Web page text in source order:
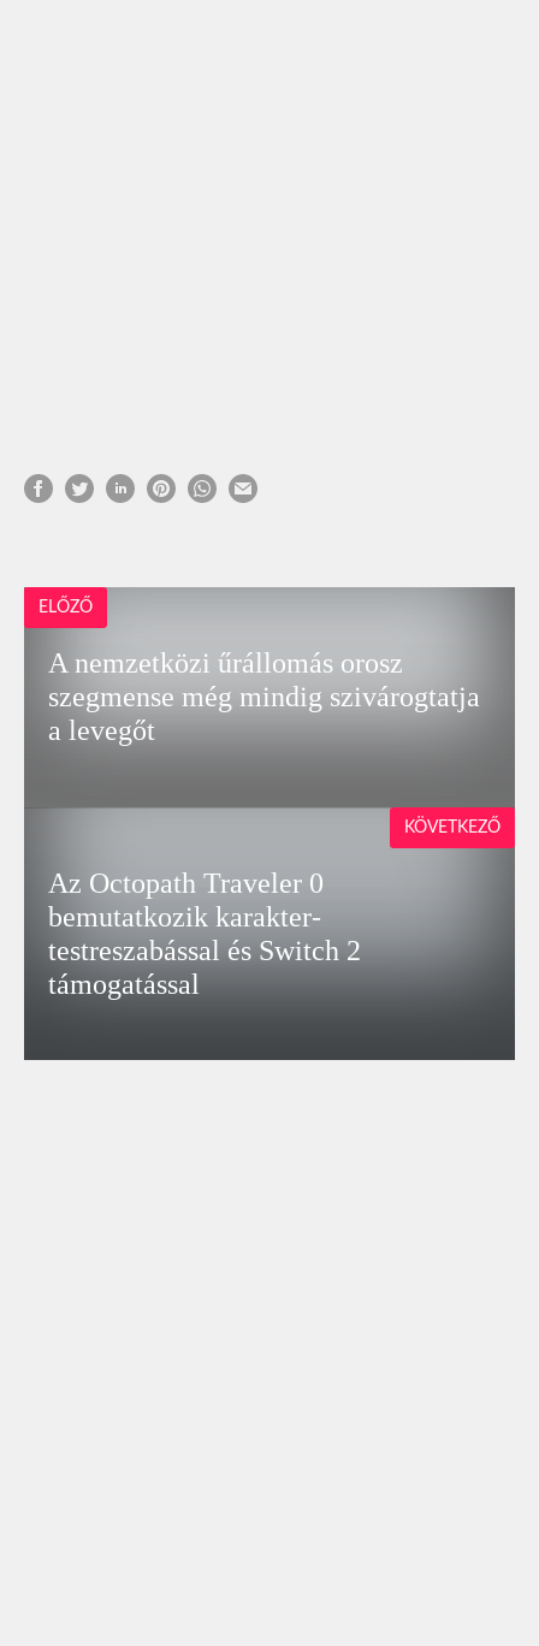
ELŐZŐ
A nemzetközi űrállomás orosz
szegmense még mindig szivárogtatja
a levegőt
Az Octopath Traveler 0
bemutatkozik karakter-
testreszabással és Switch 2
támogatással
KÖVETKEZŐ